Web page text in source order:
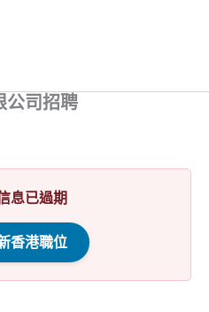
公司招聘
息已過期
香港職位